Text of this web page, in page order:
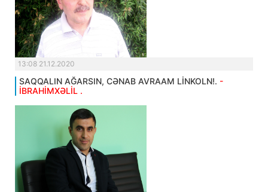
13:08 21.12.2020
SAQQALIN AĞARSIN, CƏNAB AVRAAM LİNKOLN!. -
İBRAHİMXƏLİL .